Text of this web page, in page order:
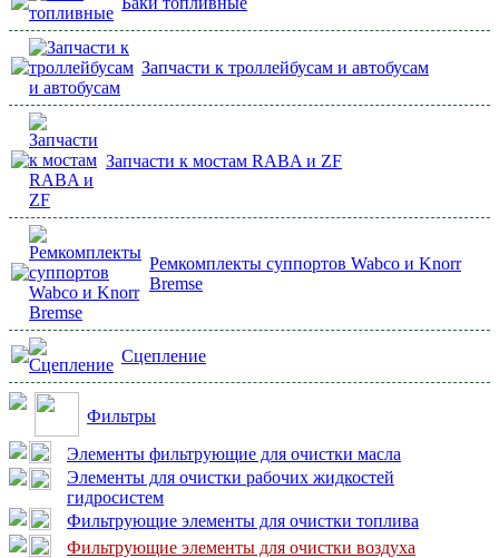
Запчасти к троллейбусам и автобусам
Запчасти к мостам RABA и ZF
Ремкомплекты суппортов Wabco и Knorr
Bremse
Сцепление
Фильтры
Элементы фильтрующие для очистки масла
Элементы для очистки рабочих жидкостей
гидросистем
Фильтрующие элементы для очистки топлива
Фильтрующие элементы для очистки воздуха